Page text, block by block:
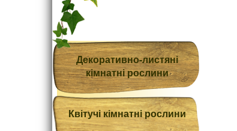
Декоративно-листяні
кімнатні рослини
Квітучі кімнатні рослини